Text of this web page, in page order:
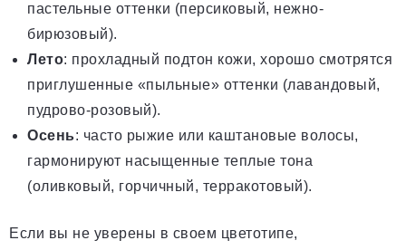
пастельные оттенки (персиковый, нежно-
бирюзовый).
Лето: прохладный подтон кожи, хорошо смотрятся
приглушенные «пыльные» оттенки (лавандовый,
пудрово-розовый).
Осень: часто рыжие или каштановые волосы,
гармонируют насыщенные теплые тона
(оливковый, горчичный, терракотовый).
Если вы не уверены в своем цветотипе,